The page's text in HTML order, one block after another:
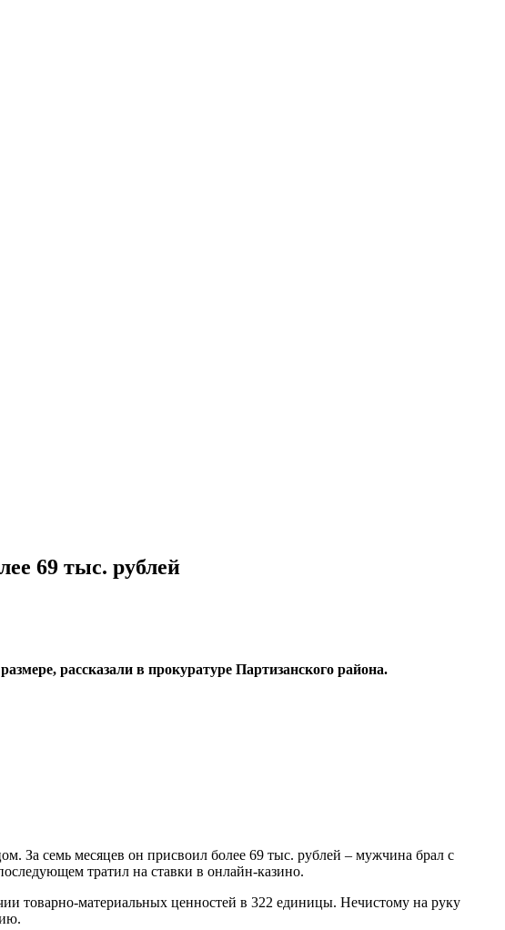
69 тыс. рублей
рассказали в прокуратуре Партизанского района.
За семь месяцев он присвоил более 69 тыс. рублей – мужчина брал с
тратил на ставки в онлайн-казино.
товарно-материальных ценностей в 322 единицы. Нечистому на руку